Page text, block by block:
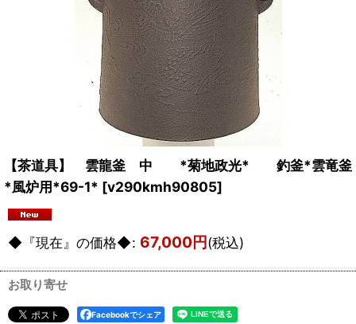
【茶道具】 雲龍釜 中 *菊地政光* 釣釜*雲竜釜
*風炉用*69-1* [v290kmh90805]
◆『現在』の価格◆: 67,000円(税込)
お取り寄せ
Facebookでシェア